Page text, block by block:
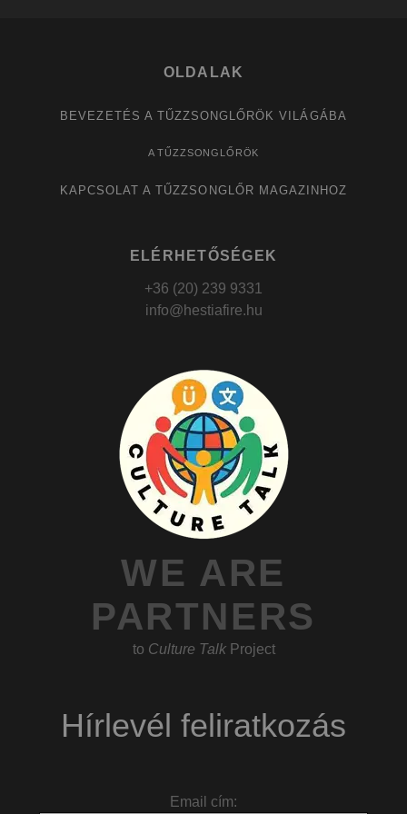
OLDALAK
BEVEZETÉS A TŰZZSONGLŐRÖK VILÁGÁBA
A TŰZZSONGLŐRÖK
KAPCSOLAT A TŰZZSONGLŐR MAGAZINHOZ
ELÉRHETŐSÉGEK
+36 (20) 239 9331
info@hestiafire.hu
WE ARE
PARTNERS
to Culture TalkProject
Hírlevél feliratkozás
Email cím: